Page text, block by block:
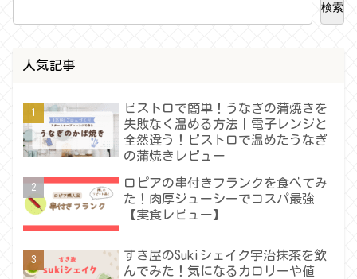
検索
人気記事
ビストロで簡単！うなぎの蒲焼きを
失敗なく温める方法｜電子レンジと
全然違う！ビストロで温めたうなぎ
の蒲焼きレビュー
ロピアの串付きフランクを食べてみ
た！肉厚ジューシーでコスパ最強
【実食レビュー】
すき屋のSukiシェイク宇治抹茶を飲
んでみた！気になるカロリーや値